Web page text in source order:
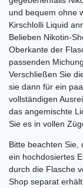
und bequem ohne
Kirschlolli Liquid
Belieben Nikotin-
Oberkante der
passenden
Verschließen Sie
sie dann für ein
vollständigen
das angemischte
Sie es in vollen
Bitte beachten Sie,
ein hochdosiertes
durch die Flasche
Shop separat